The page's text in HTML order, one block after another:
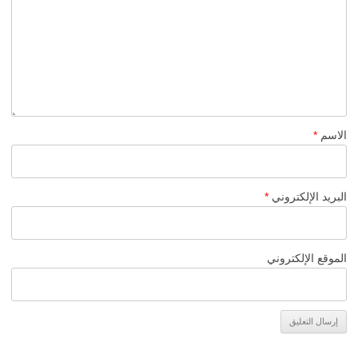
الاسم *
البريد الإلكتروني *
الموقع الإلكتروني